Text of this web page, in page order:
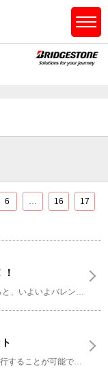
6 … 16 17
レンタインデーが近づいてきますね！？
ドライ路面での使用でも快適に走行することが可能で、もちろん雪道や凍結路で威力を発揮してくれる、